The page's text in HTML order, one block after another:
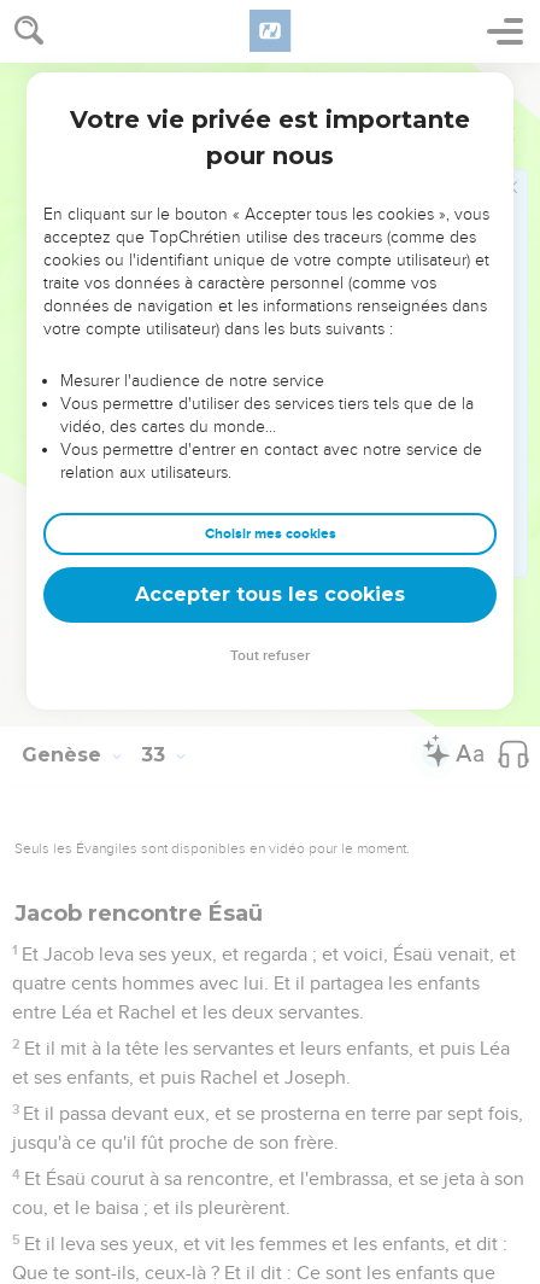
Genèse 32
23 Il les prit, et leur fit passer le torrent ; et il fit passer ce qui
24
lever de l'aurore.
Et lorsqu'il vit qu'il ne prévalait pas sur lui, il toucha
Jacob fut luxée, comme il luttait avec lui.
Et il dit : Laisse-moi aller, car l'aurore se lève. Et il dit : Je
ne te laisserai point aller sans que tu m'aies béni.
Et il lui dit : Quel est ton nom ? Et il dit : Jacob.
car tu as lutté avec Dieu et avec les hommes, et tu as
prévalu.
Et Jacob demanda, et dit : Je te prie, déclare-moi ton nom.
Et il dit : Pourquoi demandes-tu mon nom ?
Et il le bénit là. Et Jacob appela le nom du lieu Peniel : Car
j'ai vu Dieu face à face, et mon âme a été délivrée.
Et le soleil se levait sur lui comme il passait Peniel ; et il
boitait sur sa cuisse.
Genèse 33
Seuls les Évangiles sont disponibles en vidéo pour le moment.
Jacob rencontre Ésaü
1 Et Jacob leva ses yeux, et regarda ; et voici, Ésaü venait, et
quatre cents hommes avec lui. Et il partagea les enfants
entre Léa et Rachel et les deux servantes.
2 Et il mit à la tête les servantes et leurs enfants, et puis Léa
et ses enfants, et puis Rachel et Joseph.
3 Et il passa devant eux, et se prosterna en terre par sept fois,
jusqu'à ce qu'il fût proche de son frère.
4 Et Ésaü courut à sa rencontre, et l'embrassa, et se jeta à son
cou, et le baisa ; et ils pleurèrent.
5 Et il leva ses yeux, et vit les femmes et les enfants, et dit :
Que te sont-ils, ceux-là ? Et il dit : Ce sont les enfants que
Votre vie privée est importante
pour nous
En cliquant sur le bouton « Accepter tous les cookies », vous
acceptez que TopChrétien utilise des traceurs (comme des
cookies ou l'identifiant unique de votre compte utilisateur) et
traite vos données à caractère personnel (comme vos
données de navigation et les informations renseignées dans
votre compte utilisateur) dans les buts suivants :
Mesurer l'audience de notre service
Vous permettre d'utiliser des services tiers tels que de la
vidéo, des cartes du monde…
Vous permettre d'entrer en contact avec notre service de
relation aux utilisateurs.
Choisir mes cookies
Accepter tous les cookies
Tout refuser